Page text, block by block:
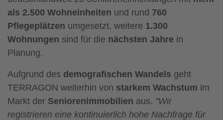
als 2.500 Wohneinheiten und rund 760
Pflegeplätzen umgesetzt, weitere 1.300
Wohnungen sind für die nächsten Jahre in
Planung.
Aufgrund des demografischen Wandels geht
TERRAGON weiterhin von starkem Wachstum im
Markt der Seniorenimmobilien aus. "Wir
registrieren eine kontinuierlich hohe Nachfrage für